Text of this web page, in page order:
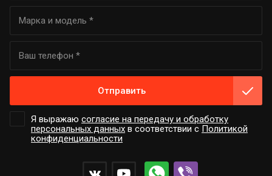
Я выражаю согласие на передачу и обработку
персональных данных в соответствии с Политикой
конфиденциальности
Отправить